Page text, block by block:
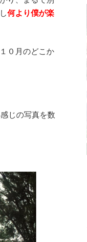
何より僕が楽
０月のどこか
じの写真を数